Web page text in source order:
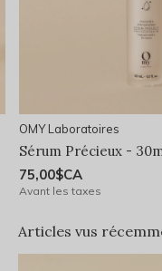
OMY Laboratoires
Sérum Précieux -
75,00$CA
Avant les taxes
Articles vus